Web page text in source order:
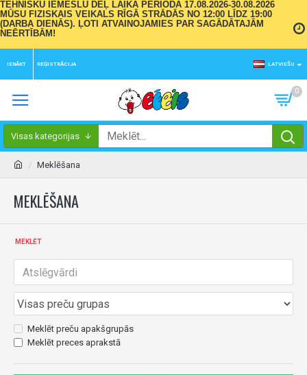
TEHNISKU IEMESLU DĒĻ LAIKA PERIODĀ 17.08.2026-30.08.2026
MŪSU FIZISKAIS VEIKALS RĪGĀ STRĀDĀS NO 12:00 LĪDZ 19:00
(DARBA DIENĀS). ĻOTI ATVAINOJAMIES PAR SAGĀDĀTAJĀM
NEĒRTĪBĀM!
IENĀKT REĢISTRĀCIJA LATVIEŠU
0
Visas kategorijas
Meklēšana
MEKLĒŠANA
MEKLĒT
Meklēt preču apakšgrupās
Meklēt preces aprakstā